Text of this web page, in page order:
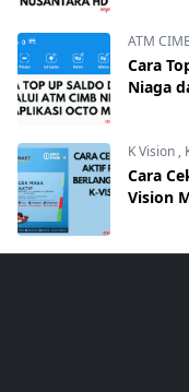
ATM
Cara
Niaga
K Vision,
Cara
Vision